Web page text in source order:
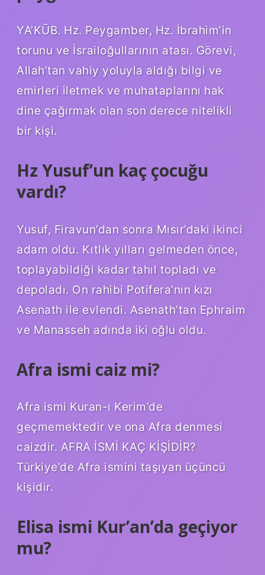
YA’KŪB. Hz. Peygamber, Hz. İbrahim’in
torunu ve İsrailoğullarının atası. Görevi,
Allah’tan vahiy yoluyla aldığı bilgi ve
emirleri iletmek ve muhataplarını hak
dine çağırmak olan son derece nitelikli
bir kişi.
Hz Yusuf’un kaç çocuğu
vardı?
Yusuf, Firavun’dan sonra Mısır’daki ikinci
adam oldu. Kıtlık yılları gelmeden önce,
toplayabildiği kadar tahıl topladı ve
depoladı. On rahibi Potifera’nın kızı
Asenath ile evlendi. Asenath’tan Ephraim
ve Manasseh adında iki oğlu oldu.
Afra ismi caiz mi?
Afra ismi Kuran-ı Kerim’de
geçmemektedir ve ona Afra denmesi
caizdir. AFRA İSMİ KAÇ KİŞİDİR?
Türkiye’de Afra ismini taşıyan üçüncü
kişidir.
Elisa ismi Kur’an’da geçiyor
mu?